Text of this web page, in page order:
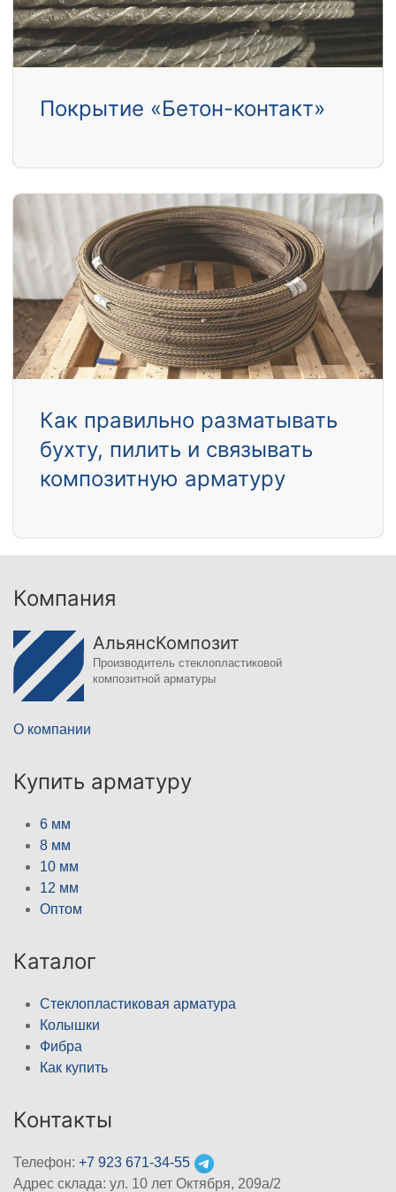
Покрытие «Бетон-контакт»
Как правильно разматывать
бухту, пилить и связывать
композитную арматуру
Компания
АльянсКомпозит
Производитель стеклопластиковой
композитной арматуры
О компании
Купить арматуру
6 мм
8 мм
10 мм
12 мм
Оптом
Каталог
Стеклопластиковая арматура
Колышки
Фибра
Как купить
Контакты
Телефон: +7 923 671-34-55
Адрес склада: ул. 10 лет Октября, 209а/2